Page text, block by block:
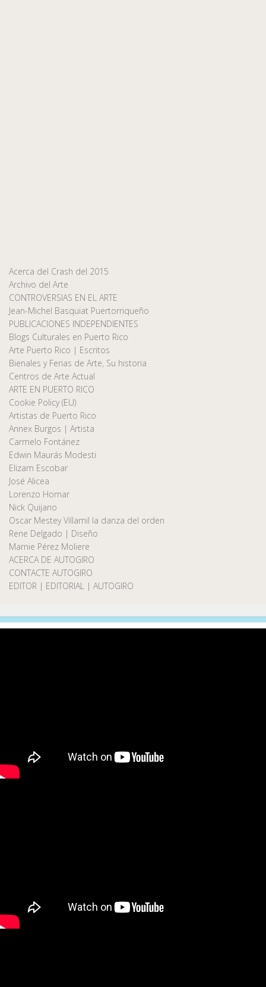
Acerca del Crash del 2015
Archivo del Arte
CONTROVERSIAS EN EL ARTE
Jean-Michel Basquiat Puertorriqueño
PUBLICACIONES INDEPENDIENTES
Blogs Culturales en Puerto Rico
Arte Puerto Rico | Escritos
Bienales y Ferias de Arte, Su historia
Centros de Arte Actual
ARTE EN PUERTO RICO
Cookie Policy (EU)
Artistas de Puerto Rico
Annex Burgos | Artista
Carmelo Fontánez
Edwin Maurás Modesti
Elizam Escobar
José Alicea
Lorenzo Homar
Nick Quijano
Oscar Mestey Villamil la danza del orden
Rene Delgado | Diseño
Marnie Pérez Moliere
ACERCA DE AUTOGIRO
CONTACTE AUTOGIRO
EDITOR | EDITORIAL | AUTOGIRO